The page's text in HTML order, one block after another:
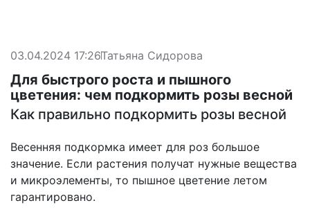
03.04.2024 17:26Татьяна Сидорова
Для быстрого роста и пышного
цветения: чем подкормить розы весной
Как правильно подкормить розы весной
Весенняя подкормка имеет для роз большое
значение. Если растения получат нужные вещества
и микроэлементы, то пышное цветение летом
гарантировано.